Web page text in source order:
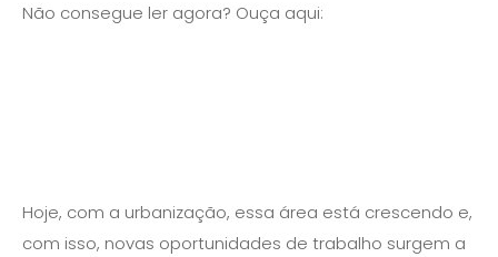
Não consegue ler agora? Ouça aqui:
Hoje, com a urbanização, essa área está crescendo e,
com isso, novas oportunidades de trabalho surgem a